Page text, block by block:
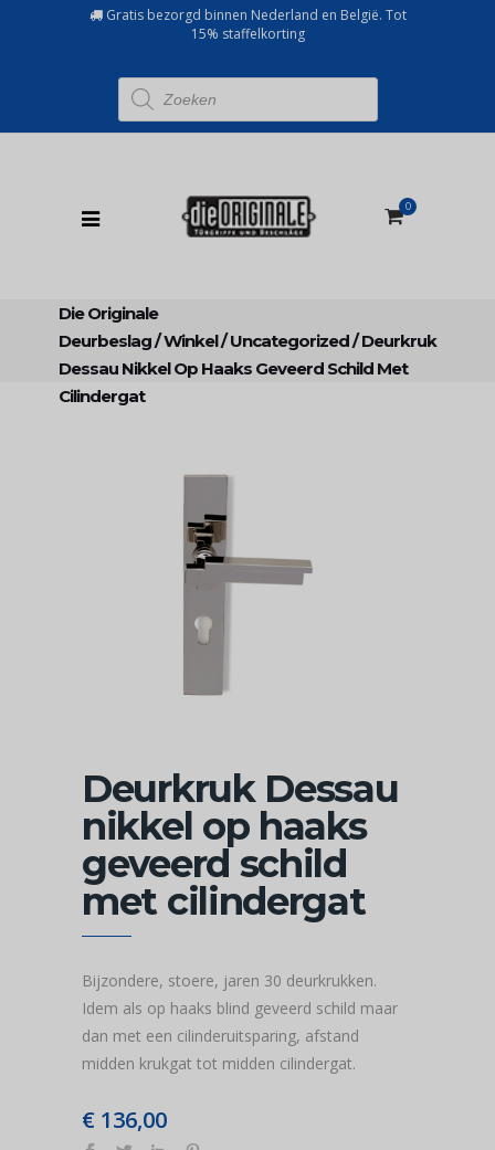
Gratis bezorgd binnen Nederland en België. Tot
15% staffelkorting
Producten
zoeken
0
Die Originale
Deurbeslag/Winkel/Uncategorized/Deurkruk
Dessau Nikkel Op Haaks Geveerd Schild Met
Cilindergat
Deurkruk Dessau
nikkel op haaks
geveerd schild
met cilindergat
Bijzondere, stoere, jaren 30 deurkrukken.
Idem als op haaks blind geveerd schild maar
dan met een cilinderuitsparing, afstand
midden krukgat tot midden cilindergat.
€ 136,00